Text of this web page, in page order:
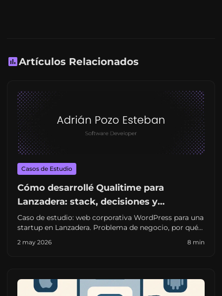
Artículos Relacionados
Casos de Estudio
Cómo desarrollé Qualitime para
Lanzadera: stack, decisiones y
resultados reales
Caso de estudio: web corporativa WordPress para una
startup en Lanzadera. Problema de negocio, por qué
verificable (sitio en producción).
2 may 2026 8 min